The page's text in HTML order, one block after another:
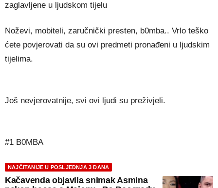
zaglavljene u ljudskom tijelu
Noževi, mobiteli, zaručnički presten, b0mba.. Vrlo teško
ćete povjerovati da su ovi predmeti pronađeni u ljudskim
tijelima.
Još nevjerovatnije, svi ovi ljudi su preživjeli.
#1 B0MBA
NAJČITANIJE U POSLJEDNJA 3 DANA
Kačavenda objavila snimak Asmina